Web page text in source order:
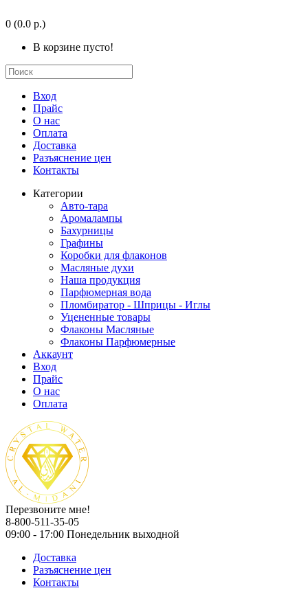
0 (0.0 р.)
В корзине пусто!
Вход
Прайс
О нас
Оплата
Доставка
Разъяснение цен
Контакты
Категории
Авто-тара
Аромалампы
Бахурницы
Графины
Коробки для флаконов
Масляные духи
Наша продукция
Парфюмерная вода
Пломбиратор - Шприцы - Иглы
Уцененные товары
Флаконы Масляные
Флаконы Парфюмерные
Аккаунт
Вход
Прайс
О нас
Оплата
Перезвоните мне!
8-800-511-35-05
09:00 - 17:00 Понедельник выходной
Доставка
Разъяснение цен
Контакты